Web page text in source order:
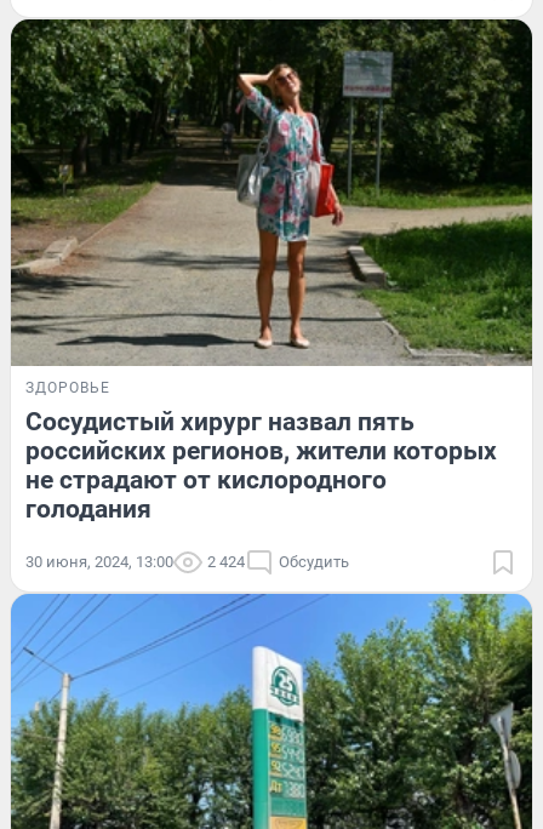
ЗДОРОВЬЕ
Сосудистый хирург назвал пять
российских регионов, жители которых
не страдают от кислородного
голодания
30 июня, 2024, 13:00 2 424 Обсудить